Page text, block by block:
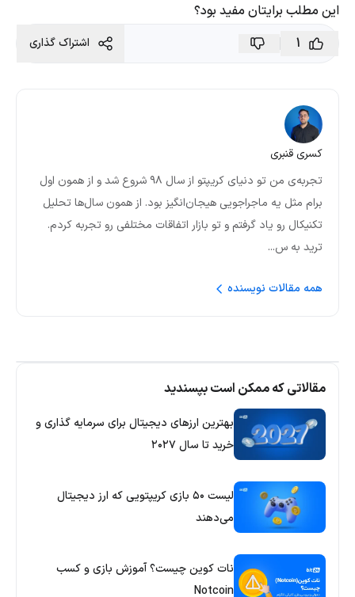
این مطلب برایتان مفید بود؟
1
اشتراک گذاری
کسری قنبری
تجربه‌ی من تو دنیای کریپتو از سال ۹۸ شروع شد و از همون اول
برام مثل یه ماجراجویی هیجان‌انگیز بود. از همون سال‌ها تحلیل
تکنیکال رو یاد گرفتم و تو بازار اتفاقات مختلفی رو تجربه کردم.
ترید به س...
همه مقالات نویسنده
مقالاتی که ممکن است بپسندید
بهترین ارزهای دیجیتال برای سرمایه گذاری و
خرید تا سال ۲۰۲۷
لیست ۵۰ بازی کریپتویی که ارز دیجیتال
می‌دهند
نات کوین چیست؟ آموزش بازی و کسب
Notcoin